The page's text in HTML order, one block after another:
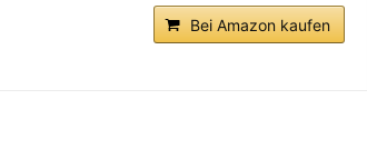
Bei Amazon kaufen